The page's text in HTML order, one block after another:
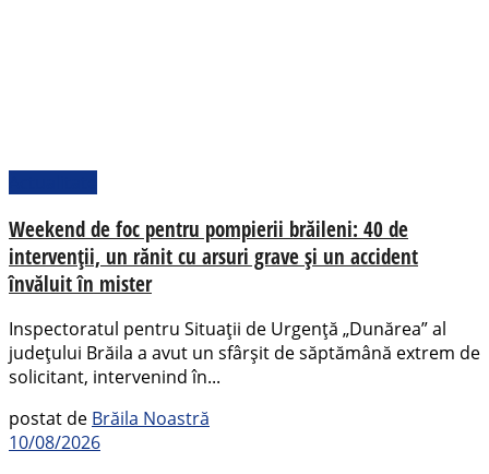
Weekend de foc pentru pompierii brăileni: 40 de
intervenții, un rănit cu arsuri grave și un accident
învăluit în mister
Inspectoratul pentru Situații de Urgență „Dunărea” al
județului Brăila a avut un sfârșit de săptămână extrem de
solicitant, intervenind în...
postat de Brăila Noastră
10/08/2026